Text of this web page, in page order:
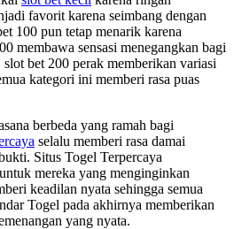
favorit karena seimbang dengan
100 pun tetap menarik karena
membawa sensasi menegangkan bagi
bet 200 perak memberikan variasi
kategori ini memberi rasa puas
berbeda yang ramah bagi
selalu memberi rasa damai
Situs Togel Terpercaya
mereka yang menginginkan
keadilan nyata sehingga semua
Togel pada akhirnya memberikan
yang nyata.